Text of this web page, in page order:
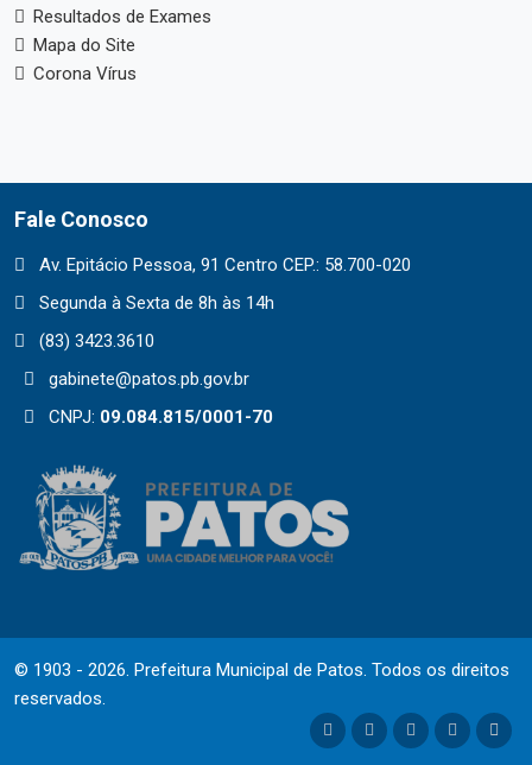
Resultados de Exames
Mapa do Site
Corona Vírus
Fale Conosco
Av. Epitácio Pessoa, 91 Centro CEP.: 58.700-020
Segunda à Sexta de 8h às 14h
(83) 3423.3610
gabinete@patos.pb.gov.br
CNPJ: 09.084.815/0001-70
© 1903 - 2026. Prefeitura Municipal de Patos. Todos os direitos
reservados.